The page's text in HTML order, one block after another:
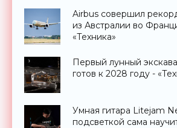
Airbus совершил
из Австралии во
«Техника»
Первый лунный
готов к 2028 году -
Умная гитара Litejam
подсветкой сама